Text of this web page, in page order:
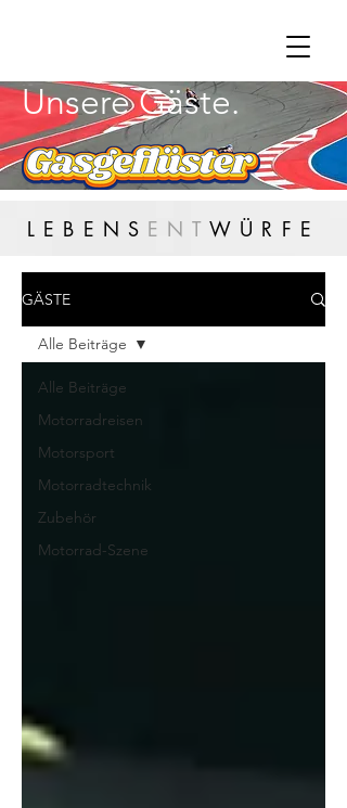
Unsere Gäste.
LEBENS ENTWÜRFE
GÄSTE
Alle Beiträge
Motorradreisen
Motorsport
Motorradtechnik
Zubehör
Motorrad-Szene
Alle Beiträge